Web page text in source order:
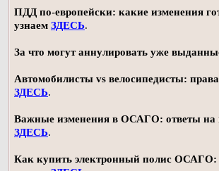
ПДД по-европейски: какие изменения
узнаем ЗДЕСЬ.
За что могут аннулировать уже
Автомобилисты vs велосипедисты:
ЗДЕСЬ.
Важные изменения в ОСАГО: ответы на
ЗДЕСЬ.
Как купить электронный полис ОСАГО: